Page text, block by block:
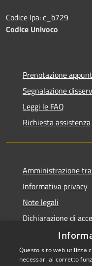
Codice Ipa: c_b729
Codice Univoco
Prenotazione
Segnalazione
Leggi le FAQ
Richiesta assistenza
Amministrazione
Informativa privacy
Note legali
Dichiarazione di
Questo sito web utilizza
necessari al corretto